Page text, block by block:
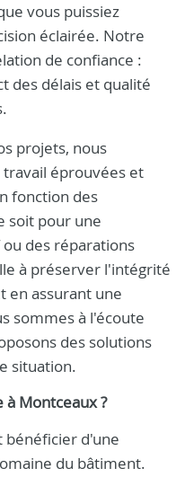
vous puissiez
éclairée. Notre
de confiance :
des délais et qualité
projets, nous
éprouvées et
fonction des
soit pour une
des réparations
à préserver l'intégrité
en assurant une
sommes à l'écoute
des solutions
situation.
Montceaux ?
bénéficier d'une
du bâtiment.